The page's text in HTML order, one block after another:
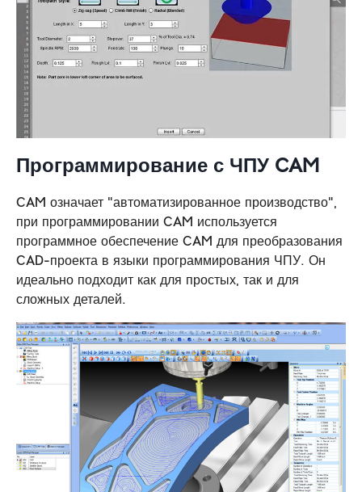
Программирование с ЧПУ CAM
CAM означает "автоматизированное производство",
при программировании CAM используется
программное обеспечение CAM для преобразования
CAD-проекта в языки программирования ЧПУ. Он
идеально подходит как для простых, так и для
сложных деталей.